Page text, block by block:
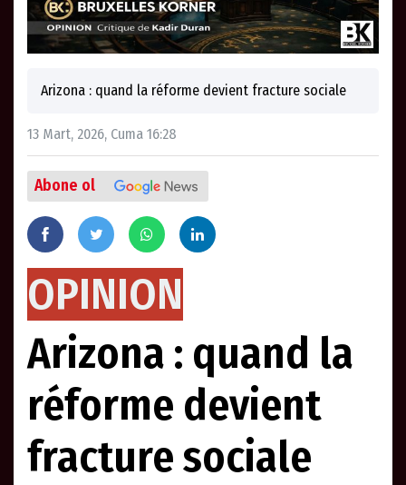
Arizona : quand la réforme devient fracture sociale
13 Mart, 2026, Cuma 16:28
Abone ol
OPINION
Arizona : quand la
réforme devient
fracture sociale